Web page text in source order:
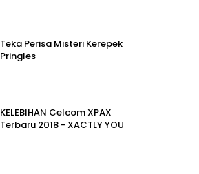
Teka Perisa Misteri Kerepek
Pringles
KELEBIHAN Celcom XPAX
Terbaru 2018 - XACTLY YOU